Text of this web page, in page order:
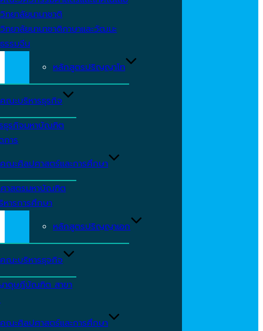
วิทยาลัยนานาชาติ
วิทยาลัยนานาชาติภาษาและวัฒนะ
ธรรมจีน
หลักสูตรปริญญาโท
คณะบริหารธุรกิจ
ธุรกิจมหาบัณฑิต
การ
คณะศิลปศาสตร์และการศึกษา
าสตรมหาบัณฑิต
หารการศึกษา
หลักสูตรปริญญาเอก
คณะบริหารธุจกิจ
ดุษฎีบัณฑิต สาขา
คณะศิลปศาสตร์และการศึกษา